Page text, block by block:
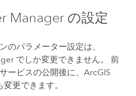
Managerの設定
のパラメーター設定は、
でしか変更できません。 前
ービスの公開後に、 ArcGIS
更できます。